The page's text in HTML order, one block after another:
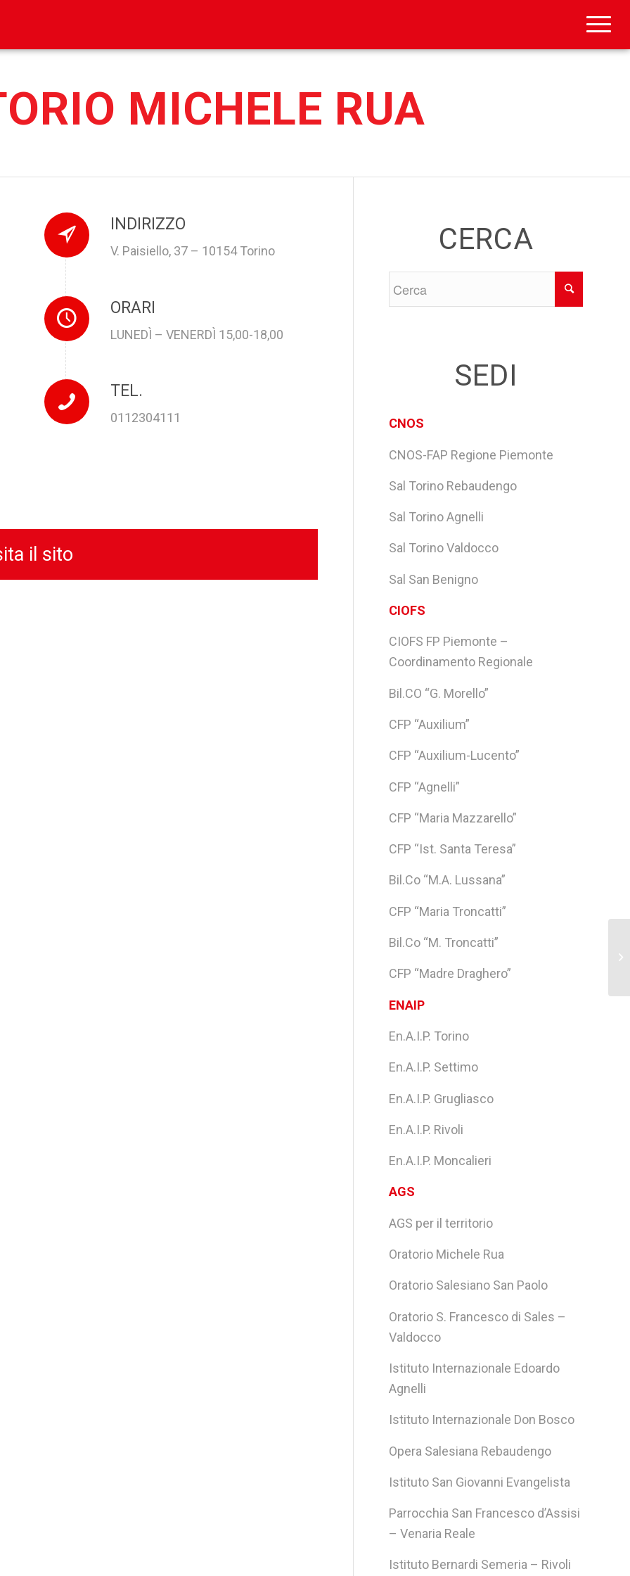
MICHELE RUA
INDIRIZZO
V. Paisiello, 37 – 10154 Torino
ORARI
LUNEDÌ – VENERDÌ 15,00-18,00
TEL.
0112304111
il sito
CERCA
SEDI
CNOS
CNOS-FAP Regione Piemonte
Sal Torino Rebaudengo
Sal Torino Agnelli
Sal Torino Valdocco
Sal San Benigno
CIOFS
CIOFS FP Piemonte –
Coordinamento Regionale
Bil.CO “G. Morello”
CFP “Auxilium”
CFP “Auxilium-Lucento”
CFP “Agnelli”
CFP “Maria Mazzarello”
CFP “Ist. Santa Teresa”
Bil.Co “M.A. Lussana”
CFP “Maria Troncatti”
Bil.Co “M. Troncatti”
CFP “Madre Draghero”
ENAIP
En.A.I.P. Torino
En.A.I.P. Settimo
En.A.I.P. Grugliasco
En.A.I.P. Rivoli
En.A.I.P. Moncalieri
AGS
AGS per il territorio
Oratorio Michele Rua
Oratorio Salesiano San Paolo
Oratorio S. Francesco di Sales –
Valdocco
Istituto Internazionale Edoardo
Agnelli
Istituto Internazionale Don Bosco
Opera Salesiana Rebaudengo
Istituto San Giovanni Evangelista
Parrocchia San Francesco d’Assisi
– Venaria Reale
Istituto Bernardi Semeria – Rivoli